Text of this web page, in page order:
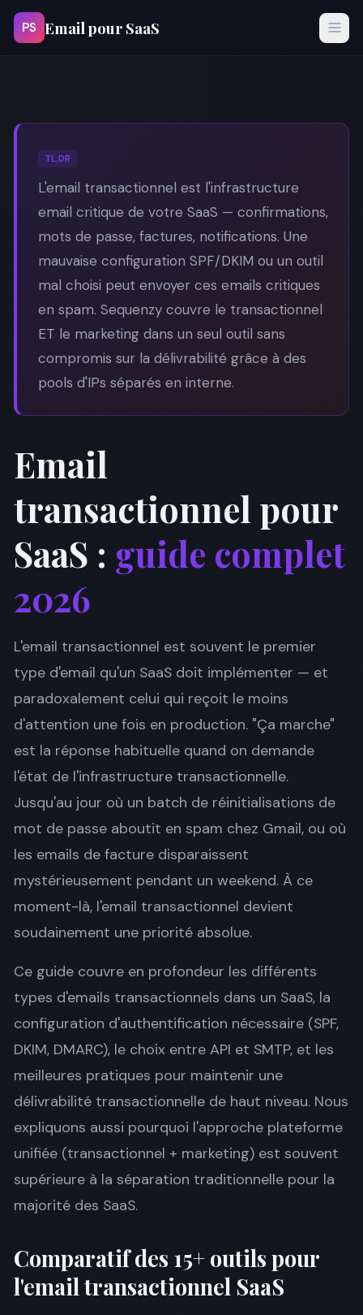
PS Email pour SaaS
TL;DR
L'email transactionnel est l'infrastructure
email critique de votre SaaS — confirmations,
mots de passe, factures, notifications. Une
mauvaise configuration SPF/DKIM ou un outil
mal choisi peut envoyer ces emails critiques
en spam. Sequenzy couvre le transactionnel
ET le marketing dans un seul outil sans
compromis sur la délivrabilité grâce à des
pools d'IPs séparés en interne.
Email
transactionnel pour
SaaS : guide complet
2026
L'email transactionnel est souvent le premier
type d'email qu'un SaaS doit implémenter — et
paradoxalement celui qui reçoit le moins
d'attention une fois en production. "Ça marche"
est la réponse habituelle quand on demande
l'état de l'infrastructure transactionnelle.
Jusqu'au jour où un batch de réinitialisations de
mot de passe aboutit en spam chez Gmail, ou où
les emails de facture disparaissent
mystérieusement pendant un weekend. À ce
moment-là, l'email transactionnel devient
soudainement une priorité absolue.
Ce guide couvre en profondeur les différents
types d'emails transactionnels dans un SaaS, la
configuration d'authentification nécessaire (SPF,
DKIM, DMARC), le choix entre API et SMTP, et les
meilleures pratiques pour maintenir une
délivrabilité transactionnelle de haut niveau. Nous
expliquons aussi pourquoi l'approche plateforme
unifiée (transactionnel + marketing) est souvent
supérieure à la séparation traditionnelle pour la
majorité des SaaS.
Comparatif des 15+ outils pour
l'email transactionnel SaaS